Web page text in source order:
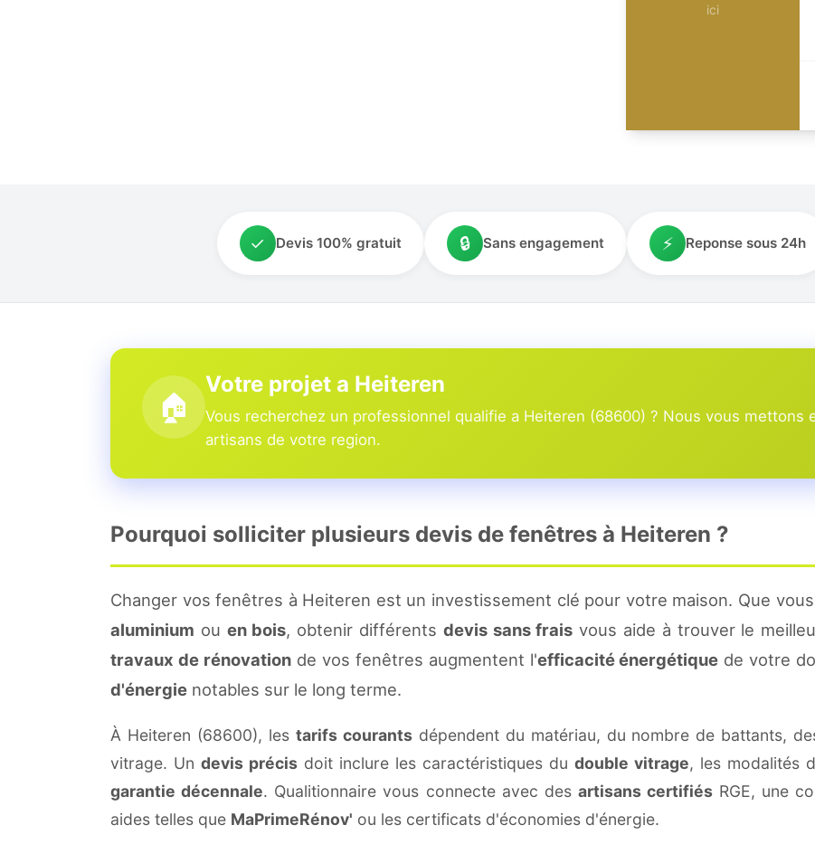
ici
✓ Devis 100% gratuit 🔒 Sans engagement ⚡ Reponse sous 24h
🏠
Votre projet a Heiteren
Vous recherchez un professionnel qualifie a Heiteren (68600) ? Nous vous mettons
artisans de votre region.
Pourquoi solliciter plusieurs devis de fenêtres à Heiteren ?
Changer vos fenêtres à Heiteren est un investissement clé pour votre maison. Que
aluminium ou en bois, obtenir différents devis sans frais vous aide à trouver le
travaux de rénovationde vos fenêtres augmentent l'efficacité énergétique de votre
d'énergie notables sur le long terme.
À Heiteren (68600), les tarifs courantsdépendent du matériau, du nombre de battants,
vitrage. Un devis précis doit inclure les caractéristiques du double vitrage, les modalités
garantie décennale. Qualitionnaire vous connecte avec des artisans certifiés RGE, une
aides telles que MaPrimeRénov' ou les certificats d'économies d'énergie.